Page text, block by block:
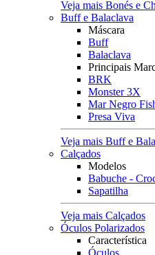
Veja mais Bonés e
Buff e Balaclava
Máscara
Buff
Balaclava
Principais
BRK
Monster 3X
Mar Negro
Presa Viva
Veja mais Buff e
Calçados
Modelos
Babuche -
Sapatilha
Veja mais Calçados
Óculos Polarizados
Característica
Óculos